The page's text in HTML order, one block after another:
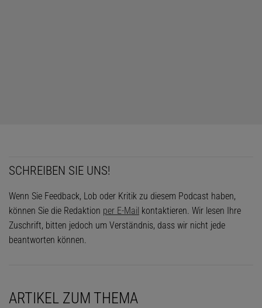
SCHREIBEN SIE UNS!
Wenn Sie Feedback, Lob oder Kritik zu diesem Podcast haben,
können Sie die Redaktion per E-Mail kontaktieren. Wir lesen Ihre
Zuschrift, bitten jedoch um Verständnis, dass wir nicht jede
beantworten können.
ARTIKEL ZUM THEMA